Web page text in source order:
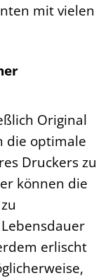
mit vielen
Original
die optimale
Druckers zu
können die
erlischt